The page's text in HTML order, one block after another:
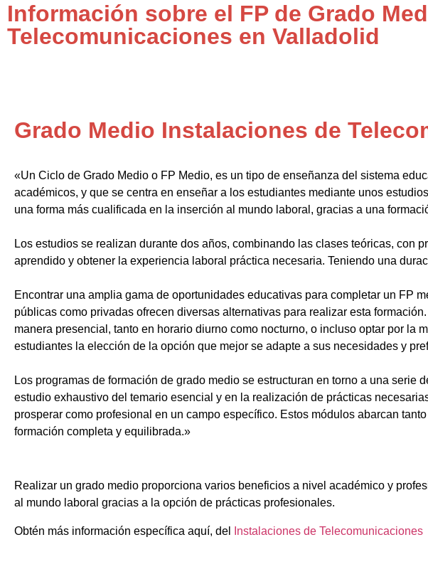
Información sobre el FP de Grado
Telecomunicaciones en Valladolid
Grado Medio Instalaciones de
«Un Ciclo de Grado Medio o FP Medio, es un tipo de enseñanza del sistema
académicos, y que se centra en enseñar a los estudiantes mediante unos
una forma más cualificada en la inserción al mundo laboral, gracias a una
Los estudios se realizan durante dos años, combinando las clases teóricas, con
aprendido y obtener la experiencia laboral práctica necesaria. Teniendo una
Encontrar una amplia gama de oportunidades educativas para completar un FP
públicas como privadas ofrecen diversas alternativas para realizar esta
manera presencial, tanto en horario diurno como nocturno, o incluso optar por la
estudiantes la elección de la opción que mejor se adapte a sus necesidades y
Los programas de formación de grado medio se estructuran en torno a una serie
estudio exhaustivo del temario esencial y en la realización de prácticas
prosperar como profesional en un campo específico. Estos módulos abarcan
formación completa y equilibrada.»
Realizar un grado medio proporciona varios beneficios a nivel académico y
al mundo laboral gracias a la opción de prácticas profesionales.
Obtén más información específica aquí, del Instalaciones de Telecomunicaciones